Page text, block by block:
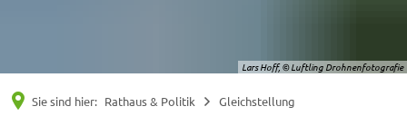
Lars Hoff, © Luftling Drohnenfotografie
Sie sind hier: Rathaus & Politik Gleichstellung